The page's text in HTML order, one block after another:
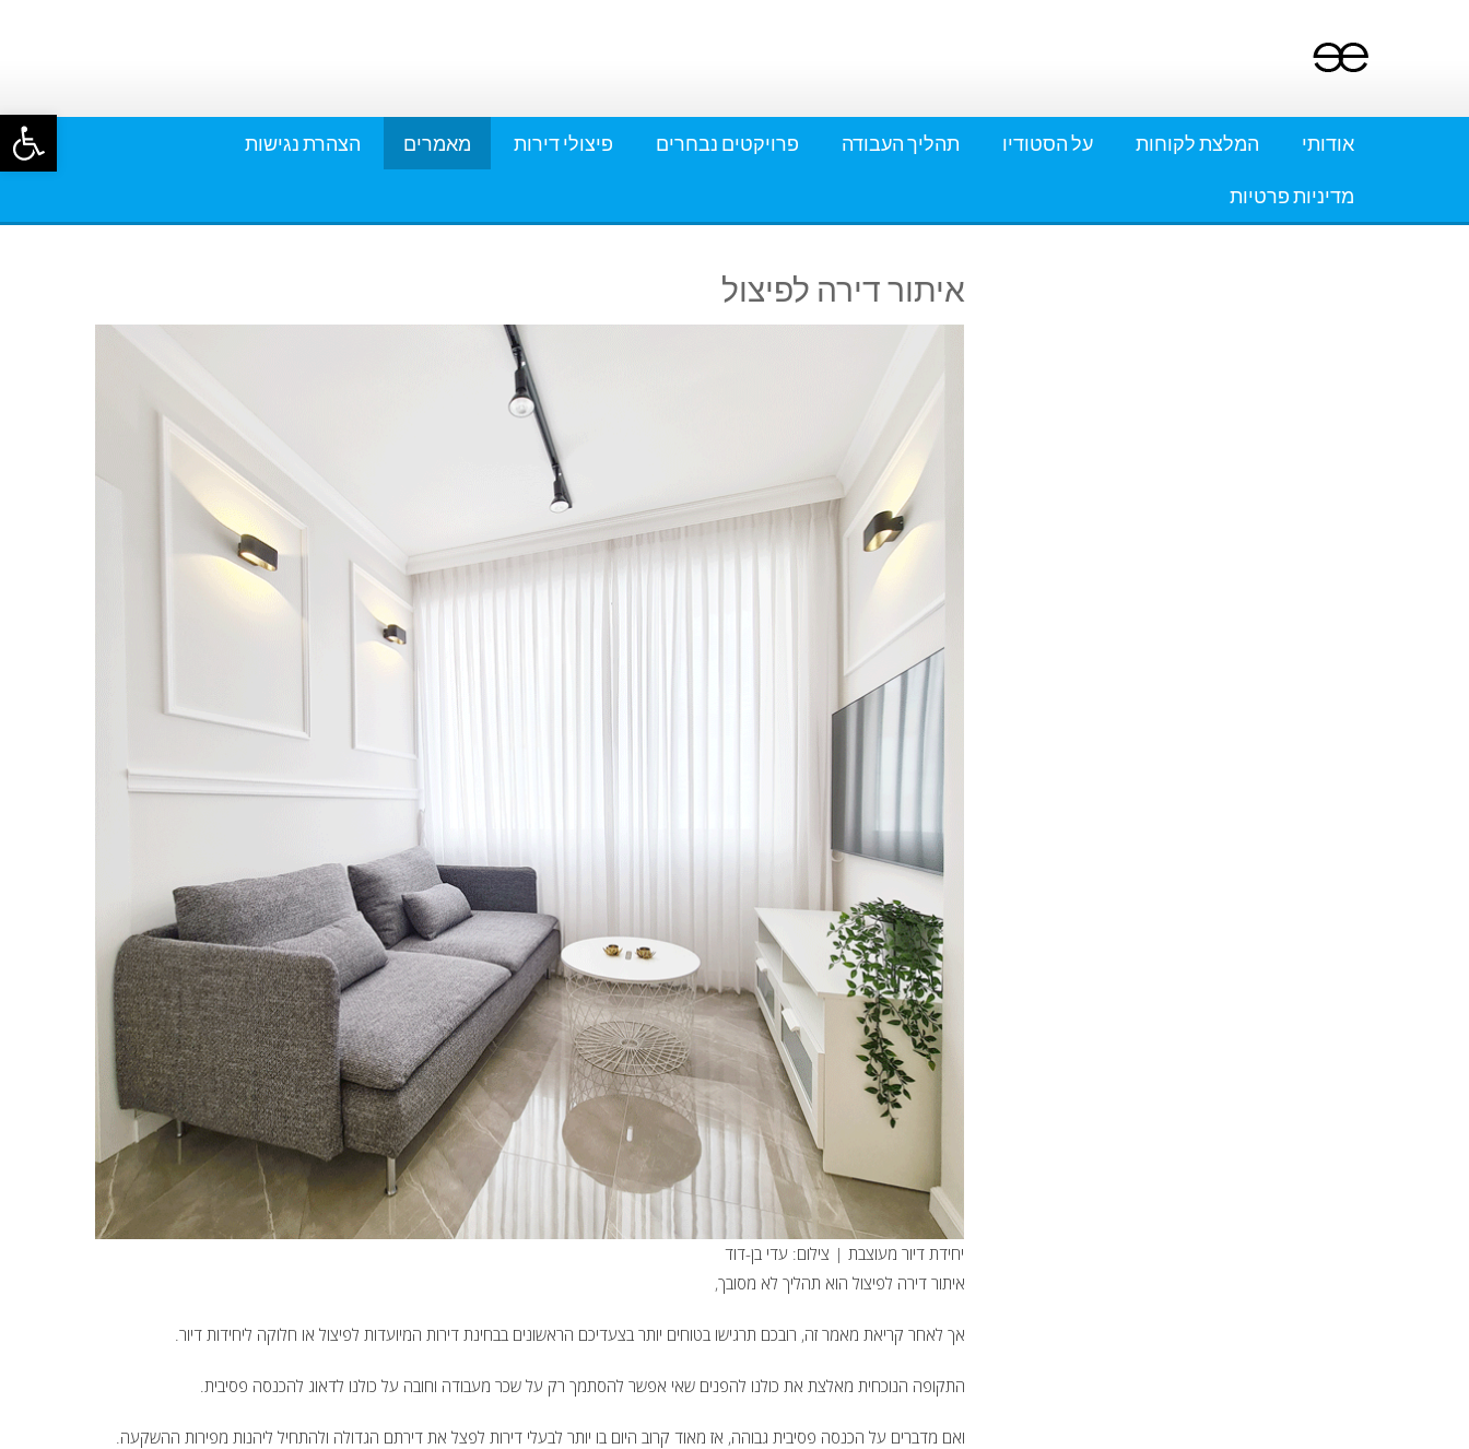
פתח אודותי המלצת לקוחות על הסטודיו תהליך העבודה פרויקטים נבחרים פיצולי דירות מאמרים הצהרת נגישות
מדיניות פרטיות
איתור דירה לפיצול
יחידת דיור מעוצבת | צילום: עדי בן-דוד
איתור דירה לפיצול הוא תהליך לא מסובך,
אך לאחר קריאת מאמר זה, רובכם תרגישו בטוחים יותר בצעדיכם הראשונים בבחינת דירות המיועדות לפיצול או חלוקה ליחידות דיור.
התקופה הנוכחית מאלצת את כולנו להפנים שאי אפשר להסתמך רק על שכר מעבודה וחובה על כולנו לדאוג להכנסה פסיבית.
ואם מדברים על הכנסה פסיבית גבוהה, אז מאוד קרוב היום בו יותר לבעלי דירות לפצל את דירתם הגדולה ולהתחיל ליהנות מפירות ההשקעה.